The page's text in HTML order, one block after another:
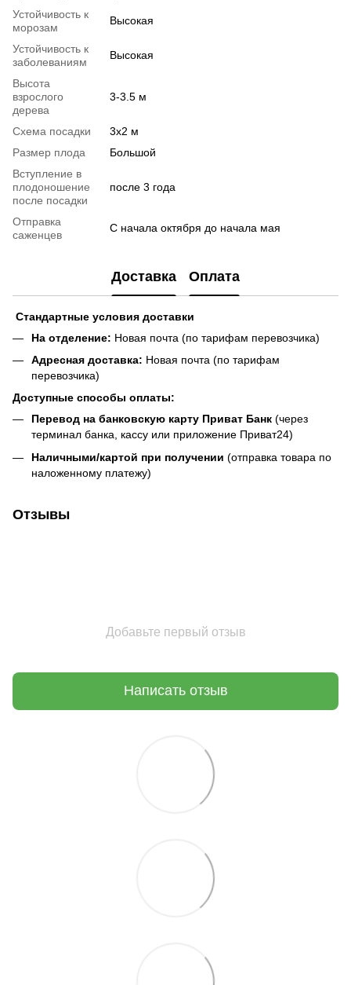
Устойчивость к
морозам
Высокая
Устойчивость к
заболеваниям
Высокая
Высота
взрослого
дерева
3-3.5 м
Схема посадки
3х2 м
Размер плода
Большой
Вступление в
плодоношение
после посадки
после 3 года
Отправка
саженцев
С начала октября до начала мая
Доставка Оплата
Стандартные условия доставки
На отделение: Новая почта (по тарифам перевозчика)
Адресная доставка: Новая почта (по тарифам
перевозчика)
Доступные способы оплаты:
Перевод на банковскую карту Приват Банк (через
терминал банка, кассу или приложение Приват24)
Наличными/картой при получении (отправка товара по
наложенному платежу)
Отзывы
Добавьте первый отзыв
Написать отзыв